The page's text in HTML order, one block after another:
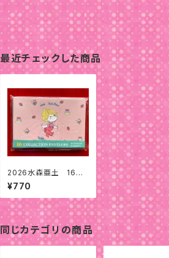
最近チェックした商品
2026水森亜土 16封
筒セット
¥770
同じカテゴリの商品